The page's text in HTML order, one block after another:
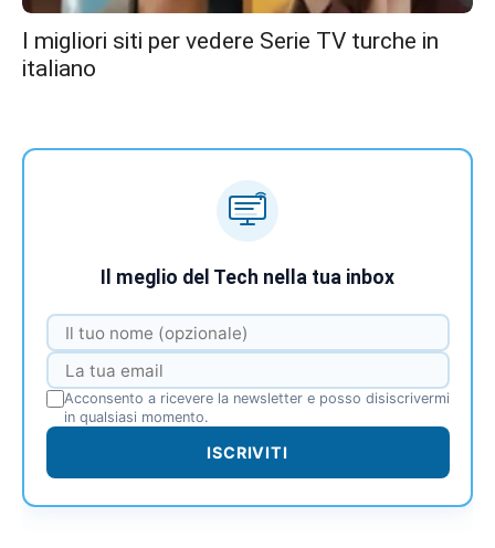
I migliori siti per vedere Serie TV turche in
italiano
Il meglio del Tech nella tua inbox
Acconsento a ricevere la newsletter e posso disiscrivermi
in qualsiasi momento.
ISCRIVITI